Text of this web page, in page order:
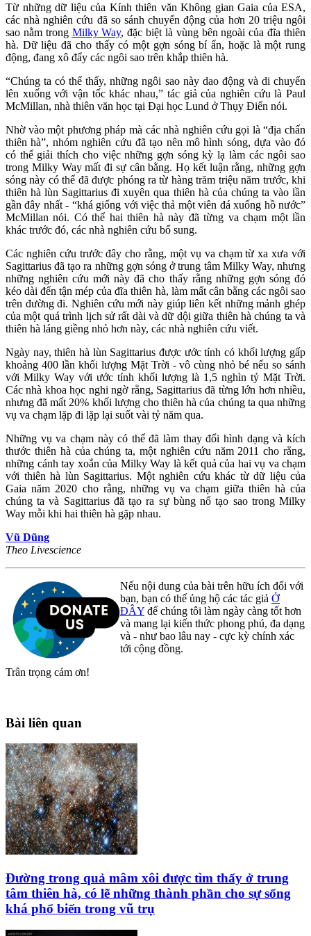
Từ những dữ liệu của Kính thiên văn Không gian Gaia của ESA,
các nhà nghiên cứu đã so sánh chuyển động của hơn 20 triệu ngôi
sao nằm trong Milky Way, đặc biệt là vùng bên ngoài của đĩa thiên
hà. Dữ liệu đã cho thấy có một gợn sóng bí ẩn, hoặc là một rung
động, đang xô đẩy các ngôi sao trên khắp thiên hà.
“Chúng ta có thể thấy, những ngôi sao này dao động và di chuyển
lên xuống với vận tốc khác nhau,” tác giả của nghiên cứu là Paul
McMillan, nhà thiên văn học tại Đại học Lund ở Thụy Điển nói.
Nhờ vào một phương pháp mà các nhà nghiên cứu gọi là “địa chấn
thiên hà”, nhóm nghiên cứu đã tạo nên mô hình sóng, dựa vào đó
có thể giải thích cho việc những gợn sóng kỳ lạ làm các ngôi sao
trong Milky Way mất đi sự cân bằng. Họ kết luận rằng, những gợn
sóng này có thể đã được phóng ra từ hàng trăm triệu năm trước, khi
thiên hà lùn Sagittarius đi xuyên qua thiên hà của chúng ta vào lần
gần đây nhất - “khá giống với việc thả một viên đá xuống hồ nước”
McMillan nói. Có thể hai thiên hà này đã từng va chạm một lần
khác trước đó, các nhà nghiên cứu bổ sung.
Các nghiên cứu trước đây cho rằng, một vụ va chạm từ xa xưa với
Sagittarius đã tạo ra những gợn sóng ở trung tâm Milky Way, nhưng
những nghiên cứu mới này đã cho thấy rằng những gợn sóng đó
kéo dài đến tận mép của đĩa thiên hà, làm mất cân bằng các ngôi sao
trên đường đi. Nghiên cứu mới này giúp liên kết những mảnh ghép
của một quá trình lịch sử rất dài và dữ dội giữa thiên hà chúng ta và
thiên hà láng giềng nhỏ hơn này, các nhà nghiên cứu viết.
Ngày nay, thiên hà lùn Sagittarius được ước tính có khối lượng gấp
khoảng 400 lần khối lượng Mặt Trời - vô cùng nhỏ bé nếu so sánh
với Milky Way với ước tính khối lượng là 1,5 nghìn tỷ Mặt Trời.
Các nhà khoa học nghi ngờ rằng, Sagittarius đã từng lớn hơn nhiều,
nhưng đã mất 20% khối lượng cho thiên hà của chúng ta qua những
vụ va chạm lặp đi lặp lại suốt vài tỷ năm qua.
Những vụ va chạm này có thể đã làm thay đổi hình dạng và kích
thước thiên hà của chúng ta, một nghiên cứu năm 2011 cho rằng,
những cánh tay xoắn của Milky Way là kết quả của hai vụ va chạm
với thiên hà lùn Sagittarius. Một nghiên cứu khác từ dữ liệu của
Gaia năm 2020 cho rằng, những vụ va chạm giữa thiên hà của
chúng ta và Sagittarius đã tạo ra sự bùng nổ tạo sao trong Milky
Way mỗi khi hai thiên hà gặp nhau.
Vũ Dũng
Theo Livescience
Nếu nội dung của bài trên hữu ích đối với
bạn, bạn có thể ủng hộ các tác giả Ở
ĐÂY để chúng tôi làm ngày càng tốt hơn
và mang lại kiến thức phong phú, đa dạng
và - như bao lâu nay - cực kỳ chính xác
tới cộng đồng.
Trân trọng cám ơn!
Bài liên quan
Đường trong quả mâm xôi được tìm thấy ở trung
tâm thiên hà, có lẽ những thành phần cho sự sống
khá phổ biến trong vũ trụ